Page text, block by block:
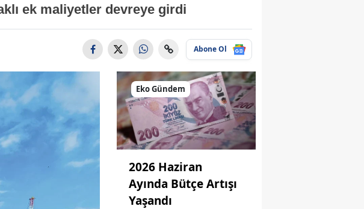
ek maliyetler devreye girdi
Abone Ol
Eko Gündem
2026 Haziran
Ayında Bütçe Artışı
Yaşandı